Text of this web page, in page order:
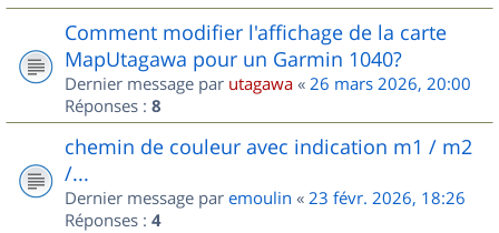
Comment modifier l'affichage de la carte
MapUtagawa pour un Garmin 1040?
Dernier message par utagawa « 26 mars 2026, 20:00
Réponses : 8
chemin de couleur avec indication m1 / m2
/...
Dernier message par emoulin « 23 févr. 2026, 18:26
Réponses : 4